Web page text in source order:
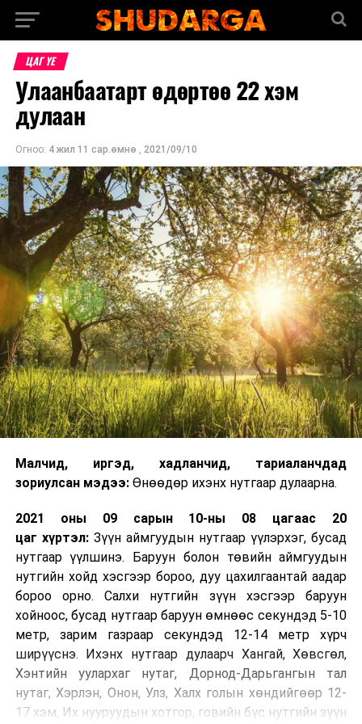
ЦАГ ҮЕ
Улаанбаатарт өдөртөө 22 хэм
дулаан
Огноо: 4 жил 11 сар.өмнө , 2021/09/10
Малчид, иргэд, хадланчид, тариаланчдад
зориулсан мэдээ: Өнөөдөр ихэнх нутгаар дулаарна.
2021 оны 09 сарын 10-ны 08 цагаас 20
цаг хүртэл: Зүүн аймгуудын нутгаар үүлэрхэг, бусад
нутгаар үүлшинэ. Баруун болон төвийн аймгуудын
нутгийн хойд хэсгээр бороо, дуу цахилгаантай аадар
бороо орно. Салхи нутгийн зүүн хэсгээр баруун
хойноос, бусад нутгаар баруун өмнөөс секундэд 5-10
метр, зарим газраар секундэд 12-14 метр хүрч
ширүүснэ. Ихэнх нутгаар дулаарч Хангай, Хөвсгөл,
Хэнтийн уулархаг нутаг, Дорнод-Дарьгангын тал
нутаг, Хэрлэн, Онон, Улз, Халх голын хөндийгөөр 12-
17 хэм, Их нууруудын хотгор, говийн бүс нутгийн зүүн